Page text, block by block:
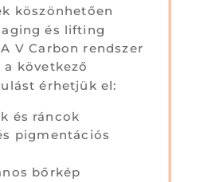
köszönhetően
és lifting
V Carbon rendszer
a következő
érhetjük el:
és ráncok
pigmentációs
bőrkép